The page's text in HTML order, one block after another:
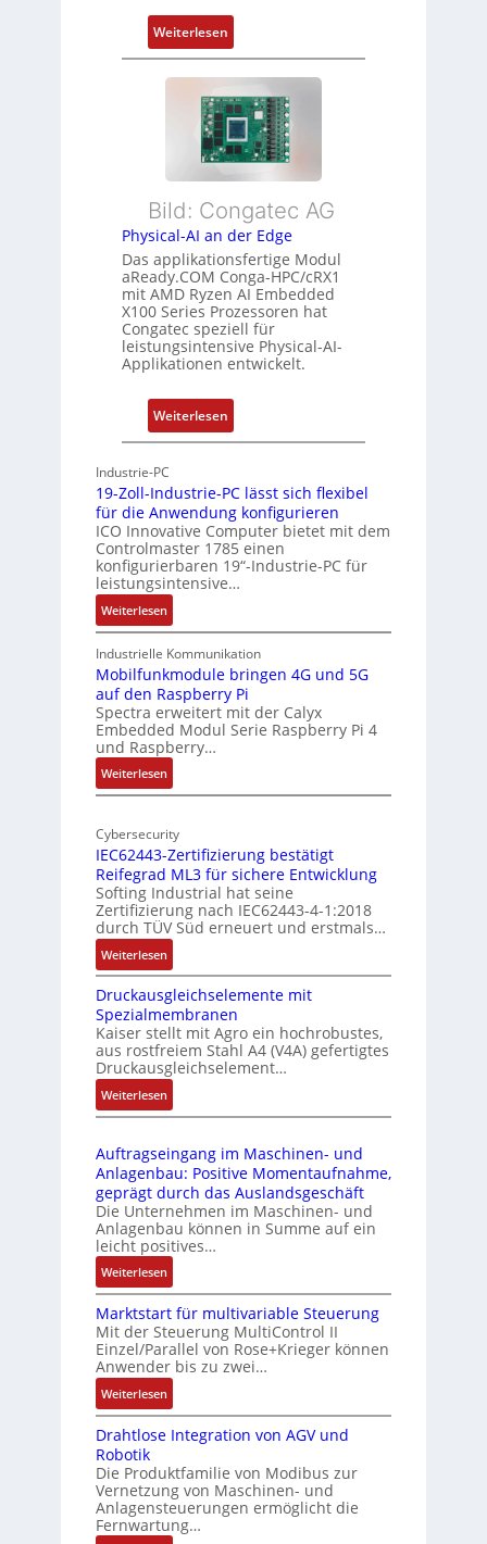
Z
u
s
t
a
n
d
ü
b
e
r
w
a
c
h
u
n
g
f
ü
r
m
e
h
r
i
s
t
u
n
g
Weiterlesen:
F
l
e
x
i
b
e
E
t
h
e
r
c
a
t
-
A
c
h
i
t
e
r
Bild: Congatec AG
Physical-AI an der Edge
Das applikationsfertige Modul
aReady.COM Conga-HPC/cRX1
mit AMD Ryzen AI Embedded
X100 Series Prozessoren hat
Congatec speziell für
leistungsintensive Physical-AI-
Applikationen entwickelt.
Weiterlesen:
P
s
i
c
a
I
a
n
d
E
g
e
Industrie-PC
19-Zoll-Industrie-PC lässt sich flexibel
für die Anwendung konfigurieren
ICO Innovative Computer bietet mit dem
Controlmaster 1785 einen
konfigurierbaren 19“-Industrie-PC für
leistungsintensive…
Weiterlesen:
1
9
-
Z
o
l
l
-
I
d
u
t
r
i
e
-
P
C
l
ä
s
s
s
c
h
f
l
e
x
i
b
e
l
f
ü
r
i
e
A
n
Industrielle Kommunikation
Mobilfunkmodule bringen 4G und 5G
auf den Raspberry Pi
Spectra erweitert mit der Calyx
Embedded Modul Serie Raspberry Pi 4
und Raspberry…
Weiterlesen:
M
b
i
f
u
n
k
m
o
d
u
l
e
b
r
i
n
e
n
4
G
u
n
d
5
G
a
u
f
e
n
R
a
Cybersecurity
IEC62443-Zertifizierung bestätigt
Reifegrad ML3 für sichere Entwicklung
Softing Industrial hat seine
Zertifizierung nach IEC62443-4-1:2018
durch TÜV Süd erneuert und erstmals…
Weiterlesen:
I
E
C
6
2
4
4
3
Z
e
r
t
i
i
e
r
n
g
e
s
t
ä
Druckausgleichselemente mit
Spezialmembranen
Kaiser stellt mit Agro ein hochrobustes,
aus rostfreiem Stahl A4 (V4A) gefertigtes
Druckausgleichselement…
Weiterlesen:
D
u
c
k
a
u
s
g
l
e
i
c
h
s
e
m
e
n
Auftragseingang im Maschinen- und
Anlagenbau: Positive Momentaufnahme,
geprägt durch das Auslandsgeschäft
Die Unternehmen im Maschinen- und
Anlagenbau können in Summe auf ein
leicht positives…
Weiterlesen:
A
u
f
t
r
a
g
s
i
n
g
a
Marktstart für multivariable Steuerung
Mit der Steuerung MultiControl II
Einzel/Parallel von Rose+Krieger können
Anwender bis zu zwei…
Weiterlesen:
M
a
k
t
s
t
Drahtlose Integration von AGV und
Robotik
Die Produktfamilie von Modibus zur
Vernetzung von Maschinen- und
Anlagensteuerungen ermöglicht die
Fernwartung…